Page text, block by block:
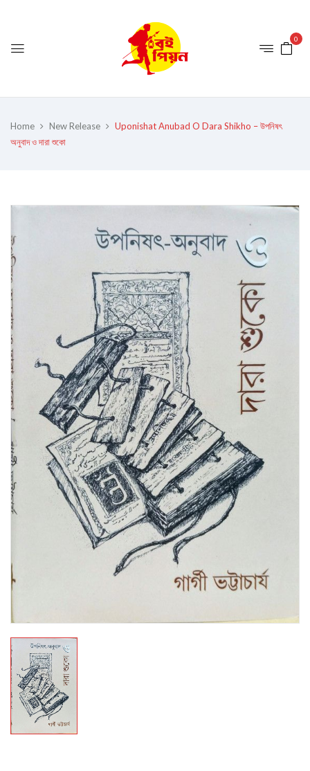
0
Home New Release
Uponishat Anubad O Dara Shikho – উপনিষৎ
অনুবাদ ও দারা শুকো